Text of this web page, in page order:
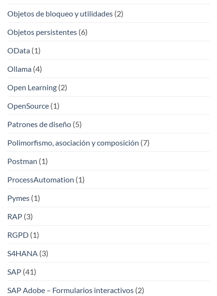
Objetos de bloqueo y utilidades (2)
Objetos persistentes (6)
OData (1)
Ollama (4)
Open Learning (2)
OpenSource (1)
Patrones de diseño (5)
Polimorfismo, asociación y composición (7)
Postman (1)
ProcessAutomation (1)
Pymes (1)
RAP (3)
RGPD (1)
S4HANA (3)
SAP (41)
SAP Adobe – Formularios interactivos (2)